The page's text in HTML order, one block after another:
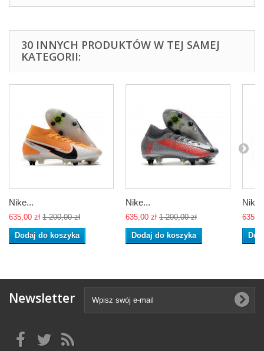
30 INNYCH PRODUKTÓW W TEJ SAMEJ
KATEGORII:
Nike...
635,00 zł 1 200,00 zł
Dodaj do koszyka
Nike...
635,00 zł 1 200,00 zł
Dodaj do koszyka
Newsletter